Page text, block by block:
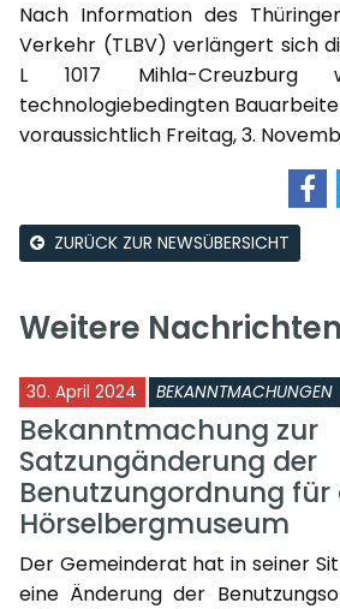
Nach Information des
Verkehr (TLBV) verlängert sich
L 1017 Mihla-Creuzburg
technologiebedingten
voraussichtlich Freitag, 3.
ZURÜCK ZUR NEWSÜBERSICHT
Weitere Nachrichten
30. April 2024 BEKANNTMACHUNGEN
Bekanntmachung zur
Satzungänderung der
Benutzungordnung für
Hörselbergmuseum
Der Gemeinderat hat in seiner
eine Änderung der